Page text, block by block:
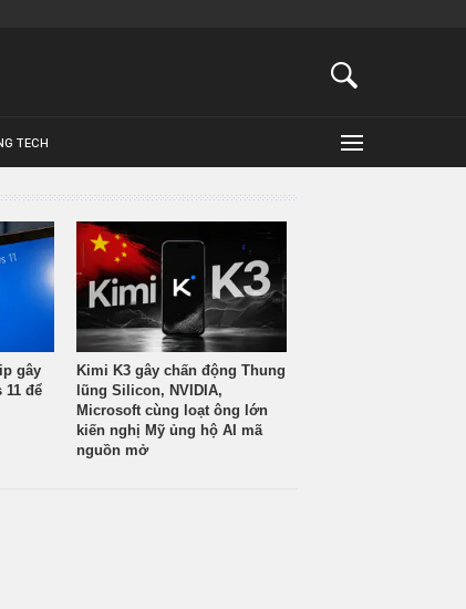
TECH
gây
11 để
Kimi K3 gây chấn động Thung
lũng Silicon, NVIDIA,
Microsoft cùng loạt ông lớn
kiến nghị Mỹ ủng hộ AI mã
nguồn mở